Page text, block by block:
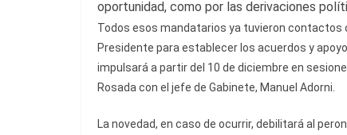
oportunidad, como por las derivaciones
Todos esos mandatarios ya tuvieron contactos
Presidente para establecer los acuerdos y
impulsará a partir del 10 de diciembre en
Rosada con el jefe de Gabinete, Manuel Adorni.
La novedad, en caso de ocurrir, debilitará al